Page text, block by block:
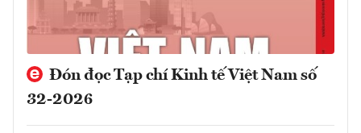
Đón đọc Tạp chí Kinh tế Việt Nam số
32-2026